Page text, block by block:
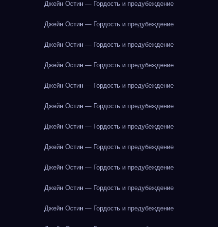
Джейн Остин — Гордость и предубеждение
Джейн Остин — Гордость и предубеждение
Джейн Остин — Гордость и предубеждение
Джейн Остин — Гордость и предубеждение
Джейн Остин — Гордость и предубеждение
Джейн Остин — Гордость и предубеждение
Джейн Остин — Гордость и предубеждение
Джейн Остин — Гордость и предубеждение
Джейн Остин — Гордость и предубеждение
Джейн Остин — Гордость и предубеждение
Джейн Остин — Гордость и предубеждение